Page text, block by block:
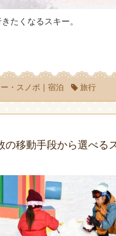
たくなるスキー。
・スノボ 宿泊 旅行
の移動手段から選べる